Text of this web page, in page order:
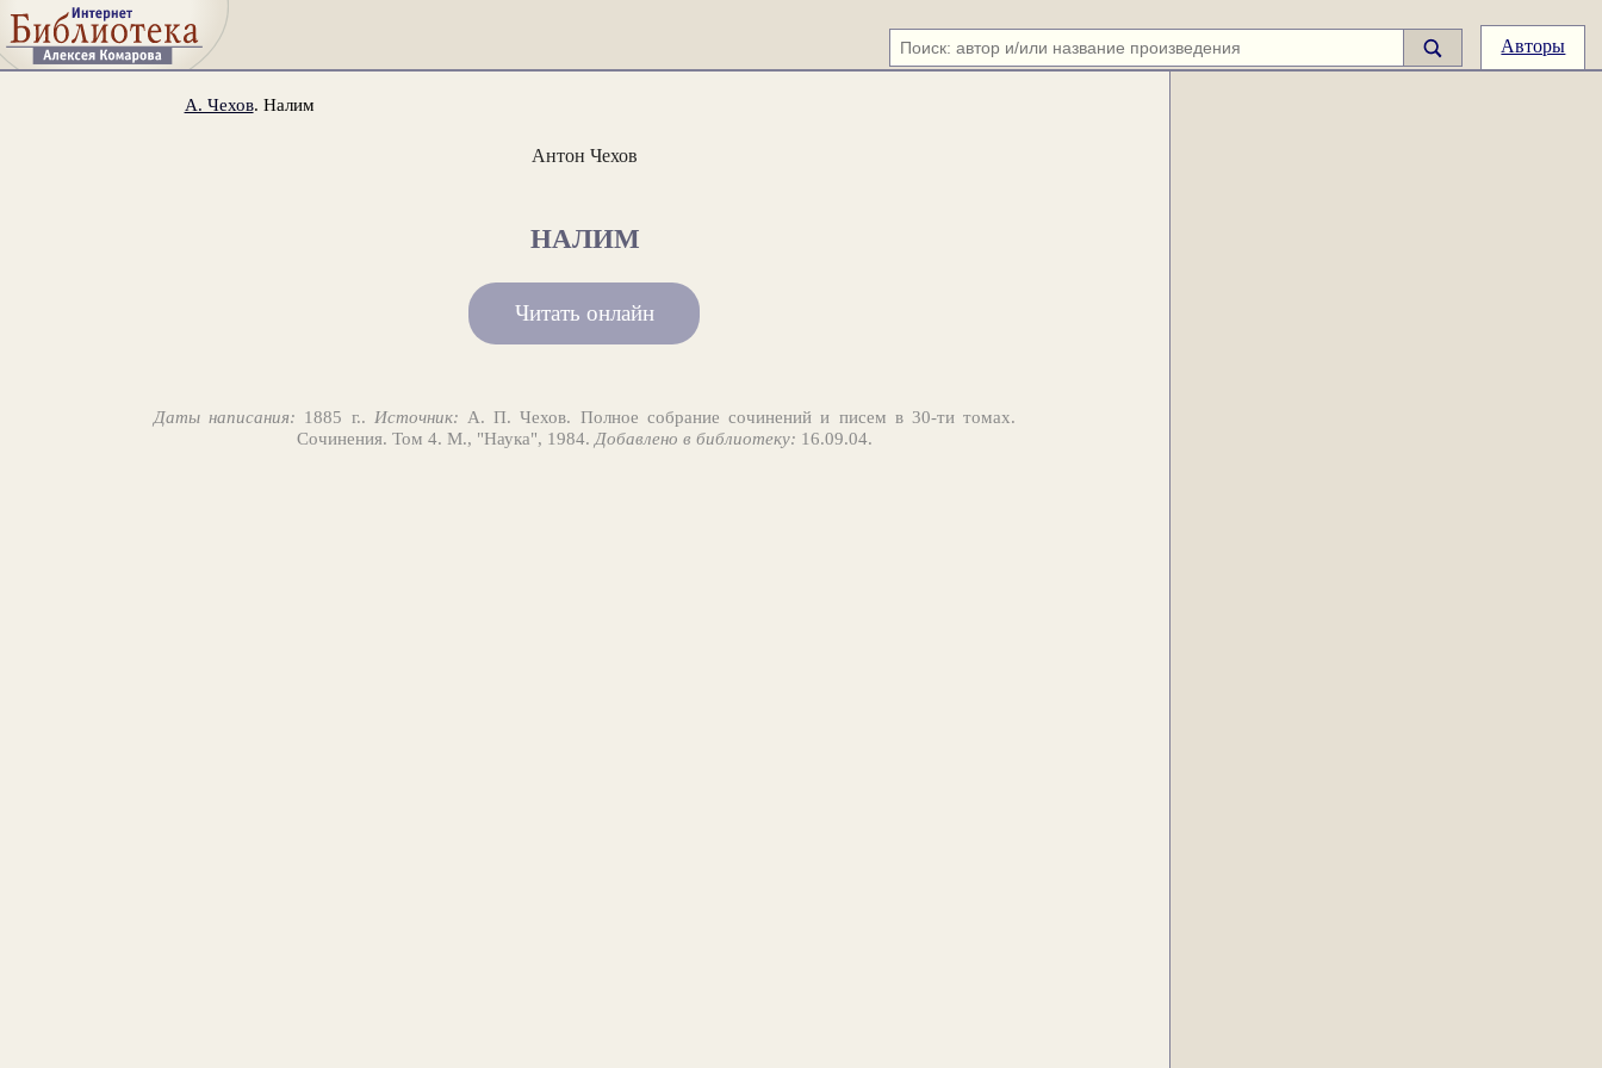
Авторы
А. Чехов. Налим
Антон Чехов
НАЛИМ
Читать онлайн
Даты написания: 1885 г.. Источник: А. П. Чехов. Полное собрание сочинений и писем в 30-ти томах.
Сочинения. Том 4. М., "Наука", 1984.Добавлено в библиотеку: 16.09.04.